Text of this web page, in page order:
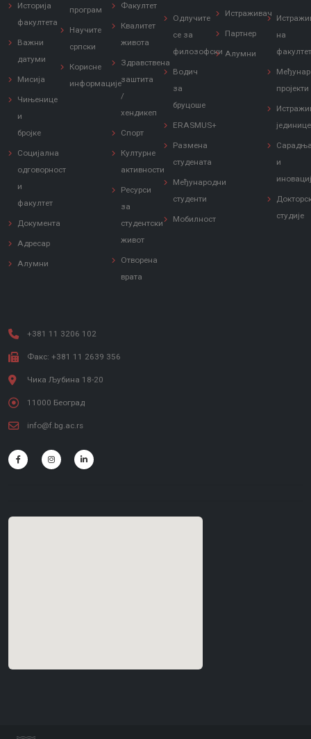
Историја
факултета
Важни
датуми
Мисија
Чињенице
и
бројке
Социјална
одговорност
и
факултет
Документа
Адресар
Алумни
програм
Научите
српски
Корисне
информације
Факултет
Квалитет
живота
Здравствена
заштита
/
хендикеп
Спорт
Културне
активности
Ресурси
за
студентски
живот
Отворена
врата
Одлучите
се за
филозофски
Водич
за
бруцоше
ERASMUS+
Размена
студената
Међународни
студенти
Мобилност
Истраживач
Партнер
Алумни
на
пројекти
јединице
и
студије
+381 11 3206 102
Факс: +381 11 2639 356
Чика Љубина 18-20
11000 Београд
info@f.bg.ac.rs